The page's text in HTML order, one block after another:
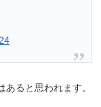
ると思われます。